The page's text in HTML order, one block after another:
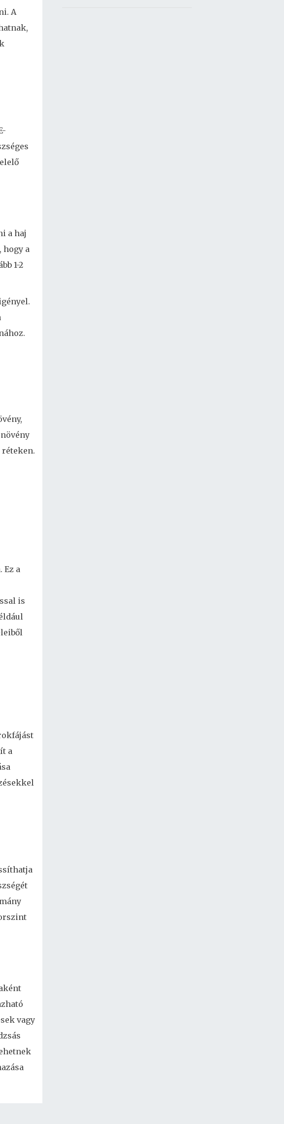
A
a haj
hogy a
1-2
Ez a
is
a
vagy